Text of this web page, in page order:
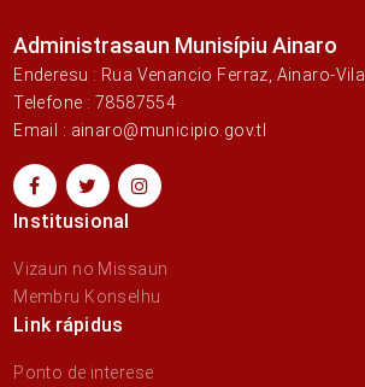
Administrasaun Munisípiu Ainaro
Enderesu : Rua Venancio Ferraz, Ainaro-Vila
Telefone : 78587554
Email : ainaro@municipio.gov.tl
Institusional
Vizaun no Missaun
Membru Konselhu
Link rápidus
Ponto de interese